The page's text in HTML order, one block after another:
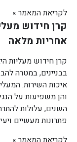
לקריאת המאמר »
קרן חידוש
אחריות מלאה
קרן חידוש מעליות
בבניינים, במטרה
איכות השירות.
והן משפיעות על
השנים, עלולות
פתרונות מעשיים